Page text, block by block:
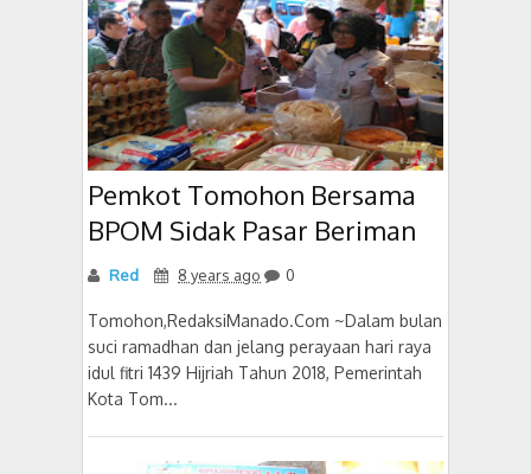
Pemkot Tomohon Bersama
BPOM Sidak Pasar Beriman
Red 8 years ago 0
Tomohon,RedaksiManado.Com ~Dalam bulan
suci ramadhan dan jelang perayaan hari raya
idul fitri 1439 Hijriah Tahun 2018, Pemerintah
Kota Tom...